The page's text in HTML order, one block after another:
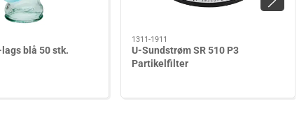
blå 50 stk.
1311-1911
U-Sundstrøm SR 510 P3
Partikelfilter